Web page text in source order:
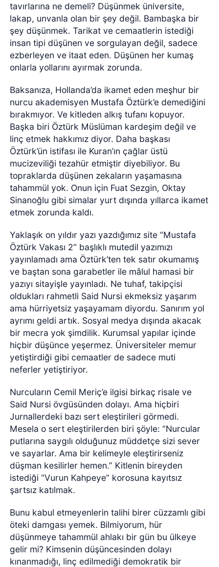
tavırlarına ne demeli? Düşünmek üniversite,
lakap, unvanla olan bir şey değil. Bambaşka bir
şey düşünmek. Tarikat ve cemaatlerin istediği
insan tipi düşünen ve sorgulayan değil, sadece
ezberleyen ve itaat eden. Düşünen her kumaş
onlarla yollarını ayırmak zorunda.
Baksanıza, Hollanda’da ikamet eden meşhur bir
nurcu akademisyen Mustafa Öztürk’e demediğini
bırakmıyor. Ve kitleden alkış tufanı kopuyor.
Başka biri Öztürk Müslüman kardeşim değil ve
linç etmek hakkımız diyor. Daha başkası
Öztürk’ün istifası ile Kuran’ın çağlar üstü
mucizeviliği tezahür etmiştir diyebiliyor. Bu
topraklarda düşünen zekaların yaşamasına
tahammül yok. Onun için Fuat Sezgin, Oktay
Sinanoğlu gibi simalar yurt dışında yıllarca ikamet
etmek zorunda kaldı.
Yaklaşık on yıldır yazı yazdığımız site “Mustafa
Öztürk Vakası 2“ başlıklı mutedil yazımızı
yayınlamadı ama Öztürk’ten tek satır okumamış
ve baştan sona garabetler ile mâlul hamasi bir
yazıyı sitayişle yayınladı. Ne tuhaf, takipçisi
oldukları rahmetli Said Nursi ekmeksiz yaşarım
ama hürriyetsiz yaşayamam diyordu. Sanırım yol
ayrımı geldi artık. Sosyal medya dışında akacak
bir mecra yok şimdilik. Kurumsal yapılar içinde
hiçbir düşünce yeşermez. Üniversiteler memur
yetiştirdiği gibi cemaatler de sadece muti
neferler yetiştiriyor.
Nurcuların Cemil Meriç’e ilgisi birkaç risale ve
Said Nursi övgüsünden dolayı. Ama hiçbiri
Jurnallerdeki bazı sert eleştirileri görmedi.
Mesela o sert eleştirilerden biri şöyle: “Nurcular
putlarına saygılı olduğunuz müddetçe sizi sever
ve sayarlar. Ama bir kelimeyle eleştirirseniz
düşman kesilirler hemen.” Kitlenin bireyden
istediği “Vurun Kahpeye” korosuna kayıtsız
şartsız katılmak.
Bunu kabul etmeyenlerin talihi birer cüzzamlı gibi
öteki damgası yemek. Bilmiyorum, hür
düşünmeye tahammül ahlakı bir gün bu ülkeye
gelir mi? Kimsenin düşüncesinden dolayı
kınanmadığı, linç edilmediği demokratik bir